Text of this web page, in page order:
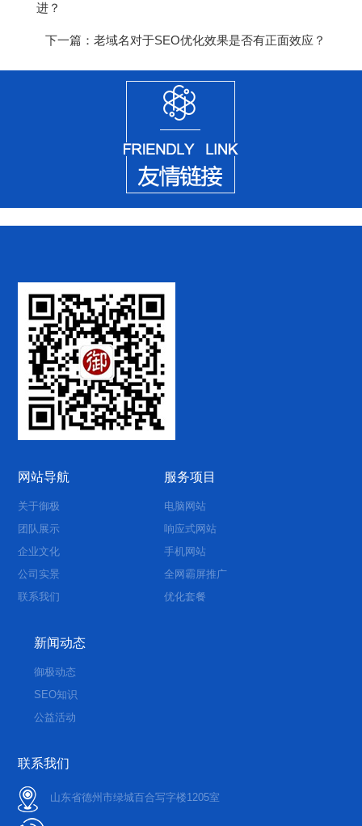
进？
下一篇：老域名对于SEO优化效果是否有正面效应？
网站导航
关于御极
团队展示
企业文化
公司实景
联系我们
服务项目
电脑网站
响应式网站
手机网站
全网霸屏推广
优化套餐
新闻动态
御极动态
SEO知识
公益活动
联系我们
山东省德州市绿城百合写字楼1205室